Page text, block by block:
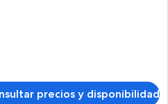
precios y disponibilidad